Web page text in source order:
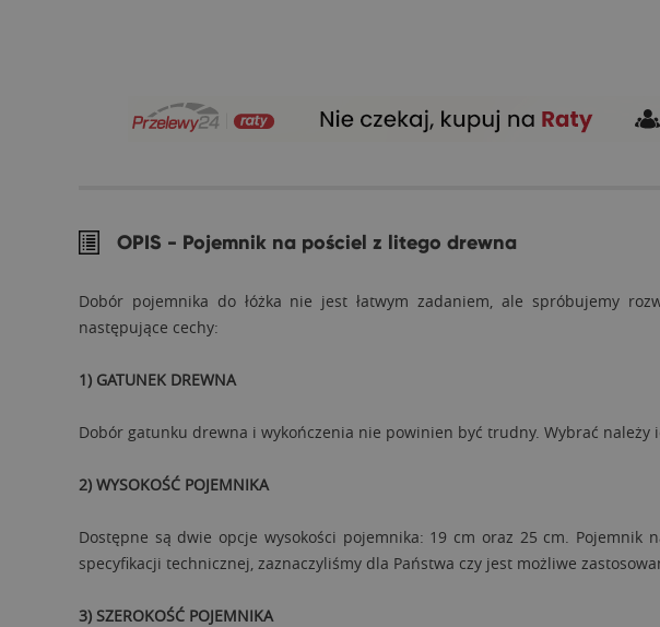
OPIS - Pojemnik na pościel z litego drewna
Dobór pojemnika do łóżka nie jest łatwym zadaniem, ale spróbujemy
następujące cechy:
1) GATUNEK DREWNA
Dobór gatunku drewna i wykończenia nie powinien być trudny. Wybrać należy
2) WYSOKOŚĆ POJEMNIKA
Dostępne są dwie opcje wysokości pojemnika: 19 cm oraz 25 cm. Pojemnik
specyfikacji technicznej, zaznaczyliśmy dla Państwa czy jest możliwe
3) SZEROKOŚĆ POJEMNIKA